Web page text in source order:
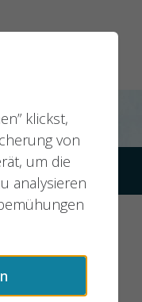
klickst,
von
um die
analysieren